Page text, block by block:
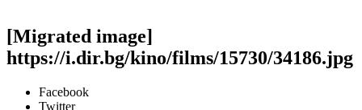
[Migrated image]
https://i.dir.bg/kino/films/15730/34186.jpg
Facebook
Twitter